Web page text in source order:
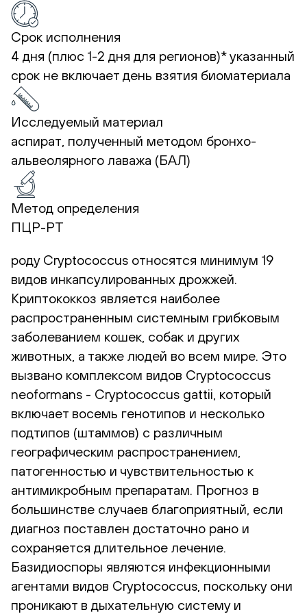
Срок исполнения
4 дня (плюс 1-2 дня для регионов)*указанный
срок не включает день взятия биоматериала
Исследуемый материал
аспират, полученный методом бронхо-
альвеолярного лаважа (БАЛ)
Метод определения
ПЦР-РТ
роду Cryptococcus относятся минимум 19
видов инкапсулированных дрожжей.
Криптококкоз является наиболее
распространенным системным грибковым
заболеванием кошек, собак и других
животных, а также людей во всем мире. Это
вызвано комплексом видов Cryptococcus
neoformans - Cryptococcus gattii, который
включает восемь генотипов и несколько
подтипов (штаммов) с различным
географическим распространением,
патогенностью и чувствительностью к
антимикробным препаратам. Прогноз в
большинстве случаев благоприятный, если
диагноз поставлен достаточно рано и
сохраняется длительное лечение.
Базидиоспоры являются инфекционными
агентами видов Cryptococcus, поскольку они
проникают в дыхательную систему и